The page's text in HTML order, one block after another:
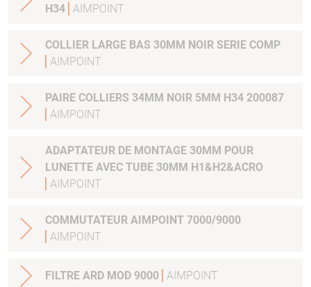
H34 AIMPOINT
COLLIER LARGE BAS 30MM NOIR SERIE COMP
AIMPOINT
PAIRE COLLIERS 34MM NOIR 5MM H34 200087
AIMPOINT
ADAPTATEUR DE MONTAGE 30MM POUR
LUNETTE AVEC TUBE 30MM H1&H2&ACRO
AIMPOINT
COMMUTATEUR AIMPOINT 7000/9000
AIMPOINT
FILTRE ARD MOD 9000 AIMPOINT